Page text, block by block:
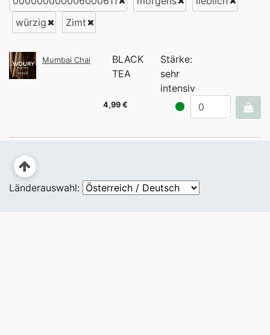
würzig
Zimt
Mumbai Chai
BLACK
TEA
Stärke:
sehr
intensiv
4,99 €
Länderauswahl: